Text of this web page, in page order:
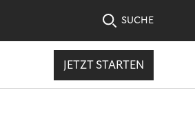
SUCHE
JETZT STARTEN